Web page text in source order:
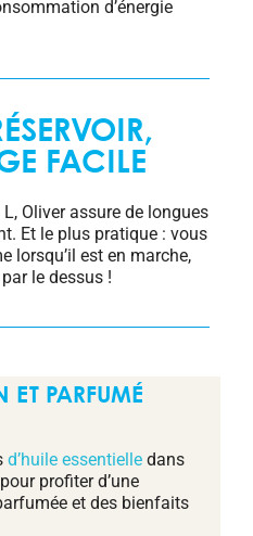
d’énergie
FACILE
Oliver assure de longues
Et le plus pratique : vous
lorsqu’il est en marche,
le dessus !
ET PARFUMÉ
d’huile essentielle dans
profiter d’une
et des bienfaits